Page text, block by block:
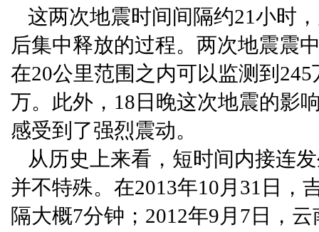
这两次地震时间间隔约21小时
后集中释放的过程。两次地震震
在20公里范围之内可以监测到
万。此外，18日晚这次地震的影
感受到了强烈震动。
从历史上来看，短时间内接连
并不特殊。在2013年10月31日，
隔大概7分钟；2012年9月7日，